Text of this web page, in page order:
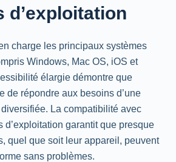
d’exploitation
charge les principaux systèmes
Windows, Mac OS, iOS et
élargie démontre que
de répondre aux besoins d’une
diversifiée. La compatibilité avec
d’exploitation garantit que presque
quel que soit leur appareil, peuvent
sans problèmes.